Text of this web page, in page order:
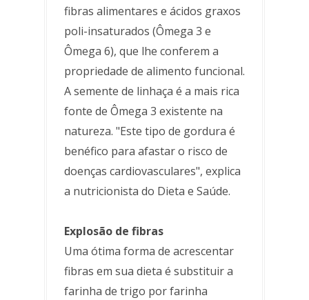
fibras alimentares e ácidos graxos
poli-insaturados (Ômega 3 e
Ômega 6), que lhe conferem a
propriedade de alimento funcional.
A semente de linhaça é a mais rica
fonte de Ômega 3 existente na
natureza. "Este tipo de gordura é
benéfico para afastar o risco de
doenças cardiovasculares", explica
a nutricionista do Dieta e Saúde.
Explosão de fibras
Uma ótima forma de acrescentar
fibras em sua dieta é substituir a
farinha de trigo por farinha